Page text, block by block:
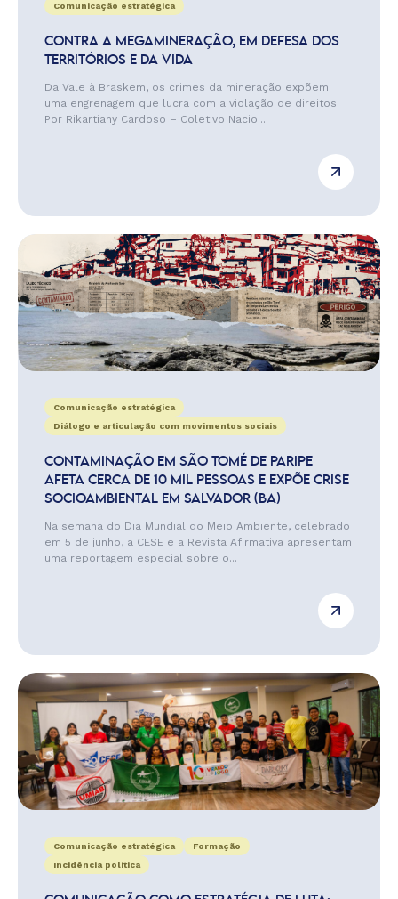
Comunicação estratégica
CONTRA A MEGAMINERAÇÃO, EM DEFESA DOS
TERRITÓRIOS E DA VIDA
Da Vale à Braskem, os crimes da mineração expõem
uma engrenagem que lucra com a violação de direitos
Por Rikartiany Cardoso – Coletivo Nacio...
Comunicação estratégica
Diálogo e articulação com movimentos sociais
CONTAMINAÇÃO EM SÃO TOMÉ DE PARIPE
AFETA CERCA DE 10 MIL PESSOAS E EXPÕE CRISE
SOCIOAMBIENTAL EM SALVADOR (BA)
Na semana do Dia Mundial do Meio Ambiente, celebrado
em 5 de junho, a CESE e a Revista Afirmativa apresentam
uma reportagem especial sobre o...
Comunicação estratégica
Formação
Incidência política